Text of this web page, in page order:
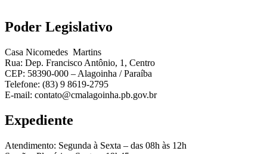
Poder Legislativo
Casa Nicomedes Martins
Rua: Dep. Francisco Antônio, 1, Centro
CEP: 58390-000 – Alagoinha / Paraíba
Telefone: (83) 9 8619-2795
E-mail: contato@cmalagoinha.pb.gov.br
Expediente
Atendimento: Segunda à Sexta – das 08h às 12h